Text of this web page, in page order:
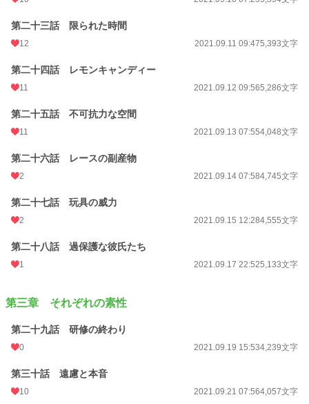
第二十三話 限られた時間
12 2021.09.11 09:475,393文字
第二十四話 レモンキャンディー
11 2021.09.12 09:565,286文字
第二十五話 不可抗力な空間
11 2021.09.13 07:554,048文字
第二十六話 レースの副産物
2 2021.09.14 07:584,745文字
第二十七話 玩具の威力
2 2021.09.15 12:284,555文字
第二十八話 過保護な彼氏たち
1 2021.09.17 22:525,133文字
第三章 それぞれの素性
第二十九話 研修の終わり
0 2021.09.19 15:534,239文字
第三十話 遠慮と本音
10 2021.09.21 07:564,057文字